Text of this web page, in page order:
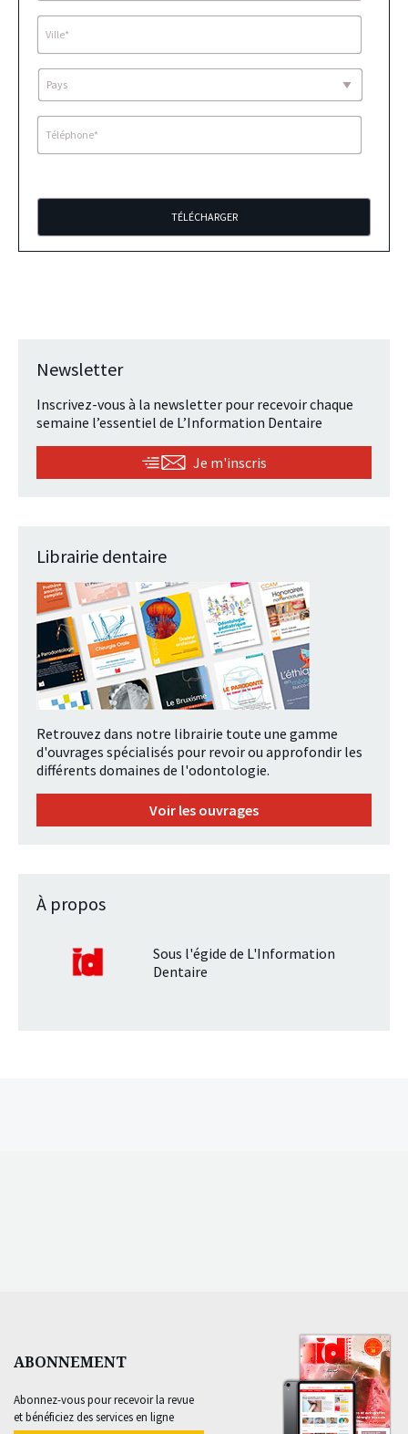
Ville*
Pays
Téléphone*
Newsletter
Inscrivez-vous à la newsletter pour recevoir chaque
semaine l’essentiel de L’Information Dentaire
Je m'inscris
Librairie dentaire
Retrouvez dans notre librairie toute une gamme
d'ouvrages spécialisés pour revoir ou approfondir les
différents domaines de l'odontologie.
Voir les ouvrages
À propos
Sous l'égide de L'Information
Dentaire
ABONNEMENT
Abonnez-vous pour recevoir la revue
et bénéficiez des services en ligne